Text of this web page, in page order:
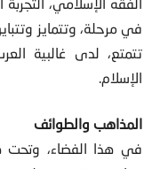
في مرحلة، وتتمايز
تتمتع، لدى غالبية
الإسلام.
في هذا الفضاء، وتحت
مذاهب فقهية تحولت،